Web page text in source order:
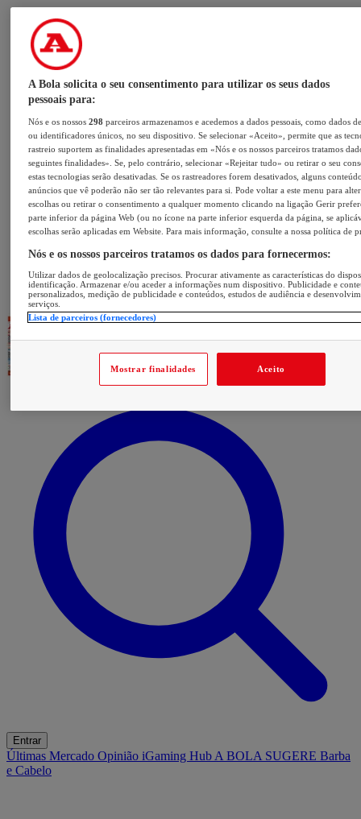
Entrar
Últimas Mercado Opinião iGaming Hub A BOLA SUGERE Barba
e Cabelo
A Bola solicita o seu consentimento para utilizar os seus dados
pessoais para:
Nós e os nossos298 parceiros armazenamos e acedemos a dados pessoais, como dados
ou identificadores únicos, no seu dispositivo. Se selecionar «Aceito», permite que as
rastreio suportem as finalidades apresentadas em «Nós e os nossos parceiros tratamos
seguintes finalidades». Se, pelo contrário, selecionar «Rejeitar tudo» ou retirar o seu
estas tecnologias serão desativadas. Se os rastreadores forem desativados, alguns
anúncios que vê poderão não ser tão relevantes para si. Pode voltar a este menu para
escolhas ou retirar o consentimento a qualquer momento clicando na ligação Gerir
parte inferior da página Web (ou no ícone na parte inferior esquerda da página, se
escolhas serão aplicadas em Website. Para mais informação, consulte a nossa política de
Nós e os nossos parceiros tratamos os dados para fornecermos:
Utilizar dados de geolocalização precisos. Procurar ativamente as características do
identificação. Armazenar e/ou aceder a informações num dispositivo. Publicidade e
personalizados, medição de publicidade e conteúdos, estudos de audiência e
serviços.
Lista de parceiros (fornecedores)
Mostrar finalidades Aceito